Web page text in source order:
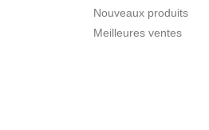
Nouveaux produits
Meilleures ventes